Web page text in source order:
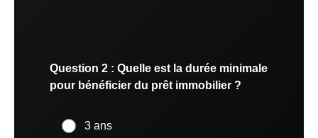
Question 2 : Quelle est la durée minimale
pour bénéficier du prêt immobilier ?
3 ans